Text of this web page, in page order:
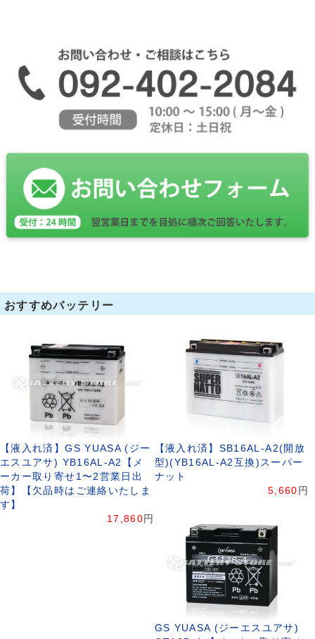
おすすめバッテリー
【液入れ済】GS YUASA (ジー
エスユアサ) YB16AL-A2【メ
ーカー取り寄せ1〜2営業日出
荷】【欠品時はご連絡いたしま
す】
17,860 円
【液入れ済】SB16AL-A2(開放
型)(YB16AL-A2互換)スーパー
ナット
5,660 円
GS YUASA (ジーエスユアサ)